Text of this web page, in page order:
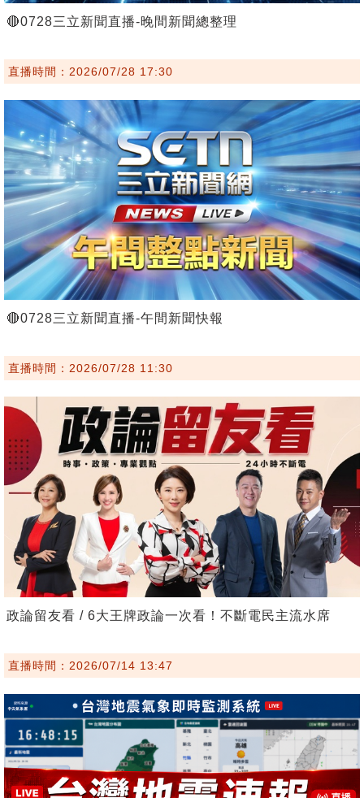
🔴0728三立新聞直播-晚間新聞總整理
直播時間：2026/07/28 17:30
🔴0728三立新聞直播-午間新聞快報
直播時間：2026/07/28 11:30
政論留友看 / 6大王牌政論一次看！不斷電民主流水席
直播時間：2026/07/14 13:47